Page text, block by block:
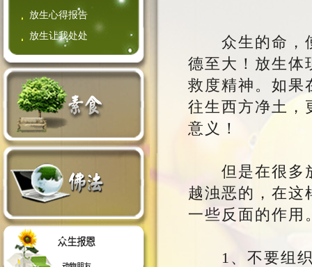
放生心得报告
放生让我处处
众生的命，使
德至大！放生体
救度精神。如果
往生西方净土，
意义！
但是在很多放
越浊恶的，在这
一些反面的作用
1、不要组织